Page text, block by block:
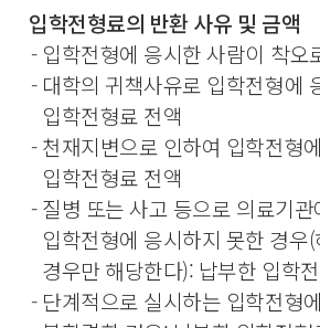
입학전형료의 반환 사유 및 금액
- 입학전형에 응시한 사람이 착오
- 대학의 귀책사유로 입학전형에
입학전형료 전액
- 천재지변으로 인하여 입학전형
입학전형료 전액
- 질병 또는 사고 등으로 의료기
입학전형에 응시하지 못한 경우
경우만 해당한다): 납부한 입학
- 단계적으로 실시하는 입학전형